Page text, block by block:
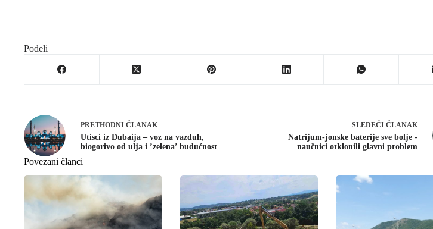
Podeli
PRETHODNI ČLANAK
Utisci iz Dubaija – voz na vazduh,
biogorivo od ulja i ’zelena’ budućnost
SLEDEĆI ČLANAK
Natrijum-jonske baterije sve bolje -
naučnici otklonili glavni problem
Povezani članci